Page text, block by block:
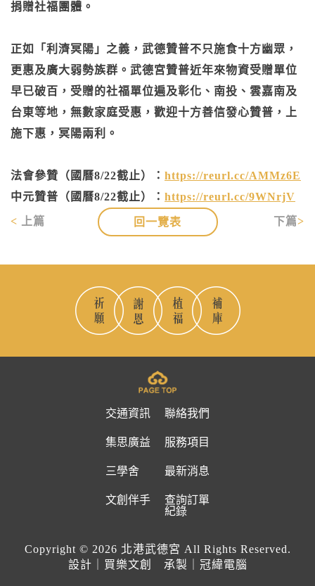
捐贈社福團體。
正如「利濟冥陽」之義，武德贊普不只施食十方幽眾，
更惠及廣大弱勢族群。武德宮贊普近年來物資受贈單位
早已破百，受贈的社福單位遍及彰化、南投、雲嘉南及
台東等地，無數家庭受惠，歡迎十方善信發心贊普，上
施下惠，冥陽兩利。
法會參贊（國曆8/22截止）： https://reurl.cc/AMMz6E
中元贊普（國曆8/22截止）： https://reurl.cc/9WNrjV
回一覽表
上篇 下篇
交通資訊 聯絡我們
集思廣益 服務項目
三學舍 最新消息
文創伴手
查詢訂單
紀錄
Copyright © 2026 北港武德宮 All Rights Reserved.
設計｜買樂文創 承製｜冠緯電腦